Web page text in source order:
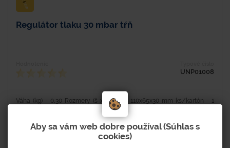
Regulátor tlaku 30 mbar tŕň
UNP01008
Váha (kg) - 0,30 Rozmery (š x h x v) - 110x65x30 mm ks/kartón - 1
Aby sa vám web dobre používal (Súhlas s
cookies)